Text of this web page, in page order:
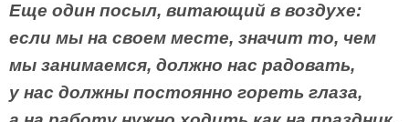
Еще один посыл, витающий в воздухе:
если мы на своем месте, значит то, чем
мы занимаемся, должно нас радовать,
у нас должны постоянно гореть глаза,